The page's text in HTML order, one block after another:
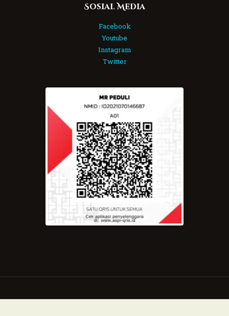
Sosial Media
Facebook
Youtube
Instagram
Twitter